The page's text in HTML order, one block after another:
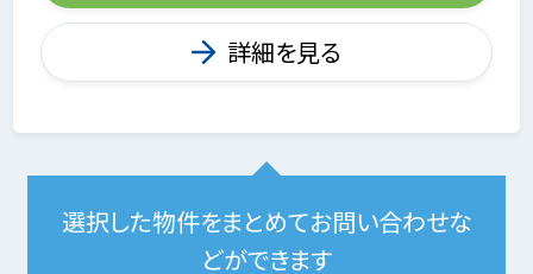
詳細を見る
選択した物件をまとめてお問い合わせな
どができます